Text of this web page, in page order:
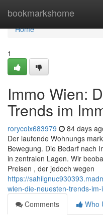
bookmarkshome
Home
Home
1
Immo Wien:
Trends im
rorycoix683979 84 days
Der laufende Wohnungs
Bewegung. Die Bedarf nach
in zentralen Lagen. Wir
Preisen , der jedoch wegen
https://
wien-die-neuesten-trends-
Comments
Who